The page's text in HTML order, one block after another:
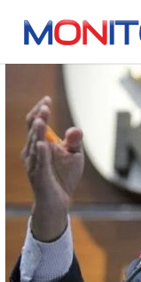
Tag: Korupsi